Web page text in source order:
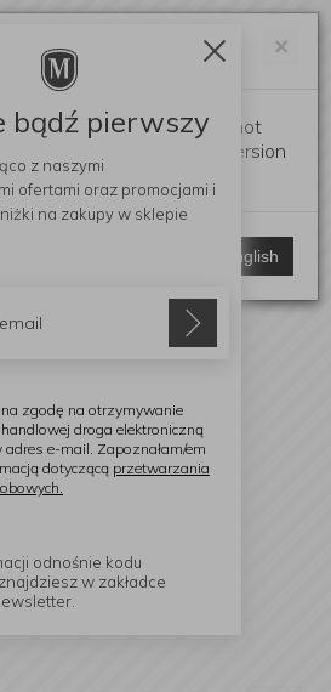
×
browser language is not
to switch to the English version
Switch to English
bądź pierwszy
z naszymi
ofertami oraz promocjami i
na zakupy w sklepie
zgodę na otrzymywanie
droga elektroniczną
adres e-mail. Zapoznałam/em
dotyczącą przetwarzania
odnośnie kodu
w zakładce